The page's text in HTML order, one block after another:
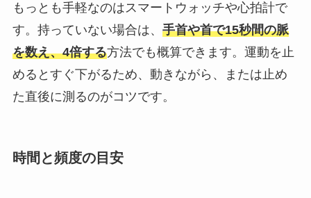
もっとも手軽なのはスマートウォッチや心拍計で
す。持っていない場合は、 手首や首で15秒間の脈
を数え、4倍する方法でも概算できます。運動を止
めるとすぐ下がるため、動きながら、または止め
た直後に測るのがコツです。
時間と頻度の目安